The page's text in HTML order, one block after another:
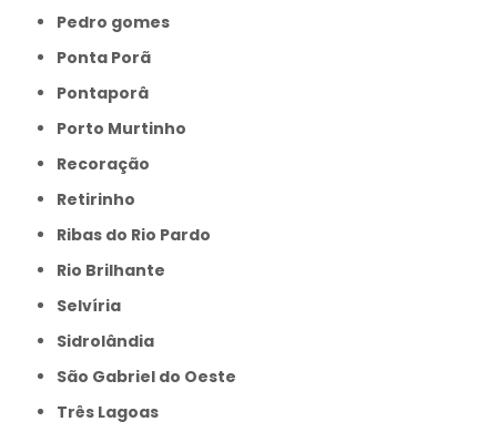
Pedro gomes
Ponta Porã
Pontaporâ
Porto Murtinho
Recoração
Retirinho
Ribas do Rio Pardo
Rio Brilhante
Selvíria
Sidrolândia
São Gabriel do Oeste
Três Lagoas